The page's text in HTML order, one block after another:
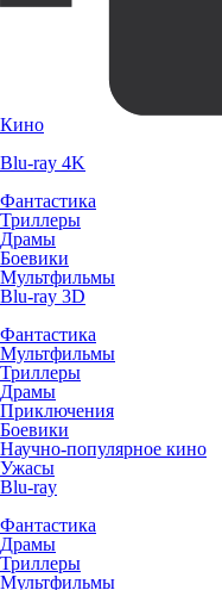
Кино
Blu-ray 4K
Фантастика
Триллеры
Драмы
Боевики
Мультфильмы
Blu-ray 3D
Фантастика
Мультфильмы
Триллеры
Драмы
Приключения
Боевики
Научно-популярное кино
Ужасы
Blu-ray
Фантастика
Драмы
Триллеры
Мультфильмы